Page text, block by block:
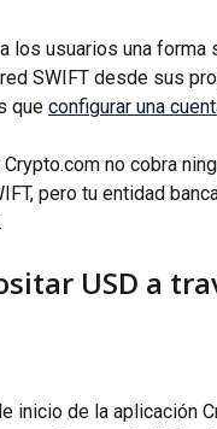
los usuarios una
SWIFT desde sus
que configurar una
Crypto.com no cobra
pero tu entidad
USD a
inicio de la aplicación